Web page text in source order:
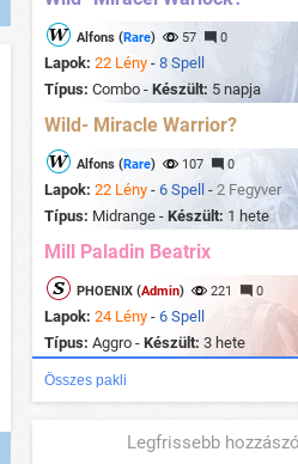
Alfons (Rare) 57 0
Lapok: 22 Lény - 8 Spell
Típus: Combo - Készült: 5 napja
Wild- Miracle Warrior?
Alfons (Rare) 107 0
Lapok: 22 Lény - 6 Spell - 2 Fegyver
Típus: Midrange - Készült: 1 hete
Mill Paladin Beatrix
PHOENIX (Admin) 221 0
Lapok: 24 Lény - 6 Spell
Típus: Aggro - Készült: 3 hete
Összes pakli
Legfrissebb